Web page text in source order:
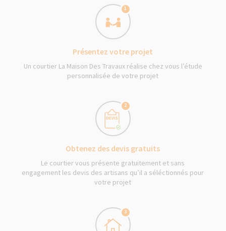
1
Présentez votre projet
Un courtier La Maison Des Travaux réalise chez vous l’étude
personnalisée de votre projet
2
Obtenez des devis gratuits
Le courtier vous présente gratuitement et sans
engagement les devis des artisans qu’il a séléctionnés pour
votre projet
3